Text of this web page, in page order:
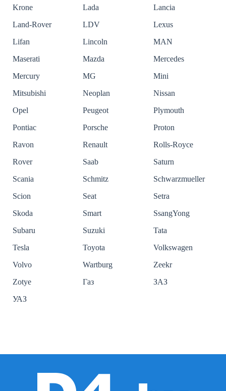
Krone
Lada
Lancia
Land-Rover
LDV
Lexus
Lifan
Lincoln
MAN
Maserati
Mazda
Mercedes
Mercury
MG
Mini
Mitsubishi
Neoplan
Nissan
Opel
Peugeot
Plymouth
Pontiac
Porsche
Proton
Ravon
Renault
Rolls-Royce
Rover
Saab
Saturn
Scania
Schmitz
Schwarzmueller
Scion
Seat
Setra
Skoda
Smart
SsangYong
Subaru
Suzuki
Tata
Tesla
Toyota
Volkswagen
Volvo
Wartburg
Zeekr
Zotye
Газ
ЗАЗ
УАЗ